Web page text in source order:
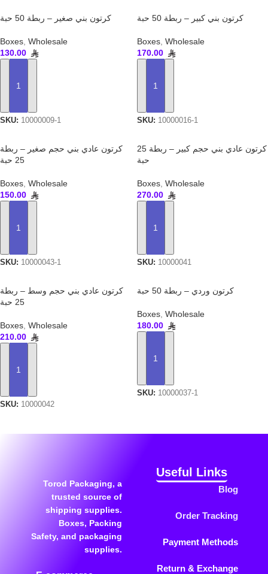
كرتون بني صغير – ربطة 50 حبة
Boxes Wholesale
130.00
SKU: 10000009-1
كرتون بني كبير – ربطة 50 حبة
Boxes Wholesale
170.00
SKU: 10000016-1
كرتون عادي بني حجم صغير – ربطة
25 حبة
Boxes Wholesale
150.00
SKU: 10000043-1
كرتون عادي بني حجم كبير – ربطة 25
حبة
Boxes Wholesale
270.00
SKU: 10000041
كرتون عادي بني حجم وسط – ربطة
25 حبة
Boxes Wholesale
210.00
SKU: 10000042
كرتون وردي – ربطة 50 حبة
Boxes Wholesale
180.00
SKU: 10000037-1
Torod Packaging, a
trusted source of
shipping supplies.
Boxes, Packing
Safety, and packaging
supplies.
Useful Links
Blog
Order Tracking
Payment Methods
Return & Exchange